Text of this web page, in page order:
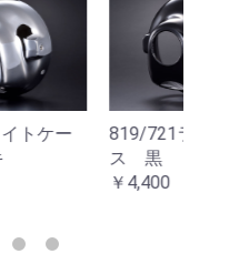
819リムクリップ（5
個セット）